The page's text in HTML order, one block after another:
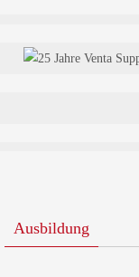
Ausbildung